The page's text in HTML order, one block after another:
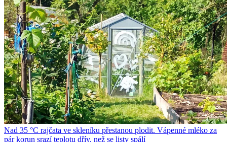
Nad 35 °C rajčata ve skleníku přestanou plodit. Vápenné mléko za
pár korun srazí teplotu dřív, než se listy spálí